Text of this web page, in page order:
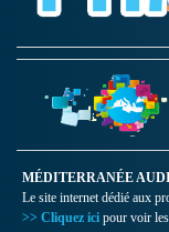
MÉDITERRANÉE
Le site internet dédié aux
>> Cliquez ici pour voir